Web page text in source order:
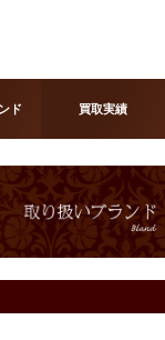
ド 買取実績